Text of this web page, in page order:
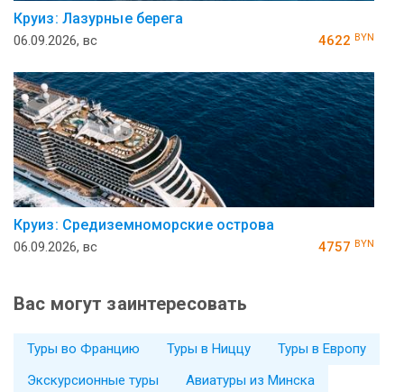
Круиз: Лазурные берега
06.09.2026, вс 4622 BYN
Круиз: Средиземноморские острова
06.09.2026, вс 4757 BYN
Вас могут заинтересовать
Туры во Францию Туры в Ниццу
Туры в Европу
Экскурсионные туры
Авиатуры из Минска